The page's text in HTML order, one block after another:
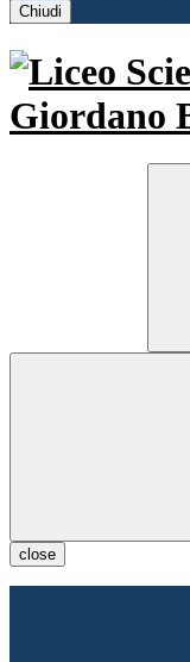
Chiudi
close